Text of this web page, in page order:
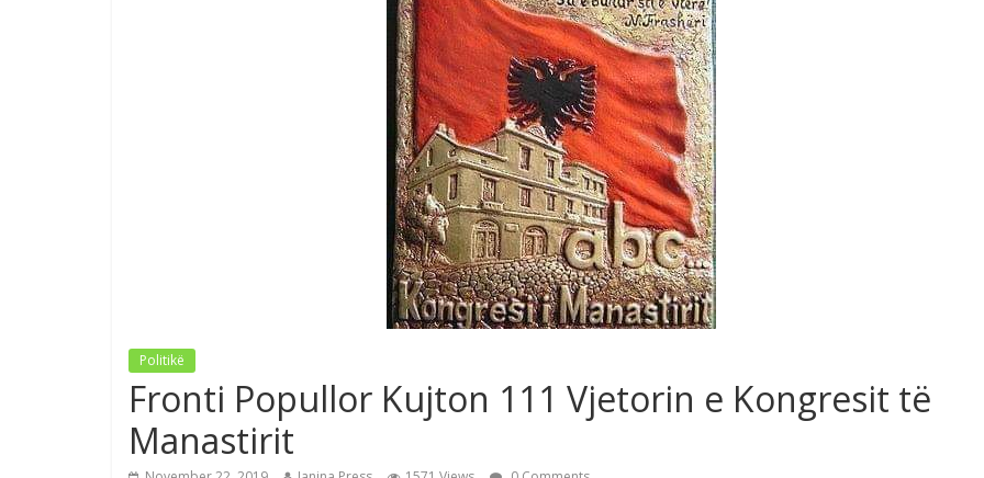
Politikë
Fronti Popullor Kujton 111 Vjetorin e Kongresit të
Manastirit